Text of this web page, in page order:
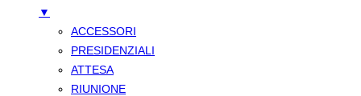
▼
ACCESSORI
PRESIDENZIALI
ATTESA
RIUNIONE